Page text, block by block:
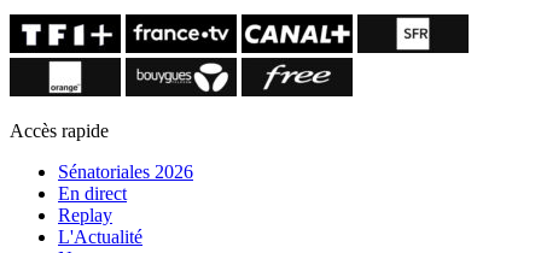
Accès rapide
Sénatoriales 2026
En direct
Replay
L'Actualité